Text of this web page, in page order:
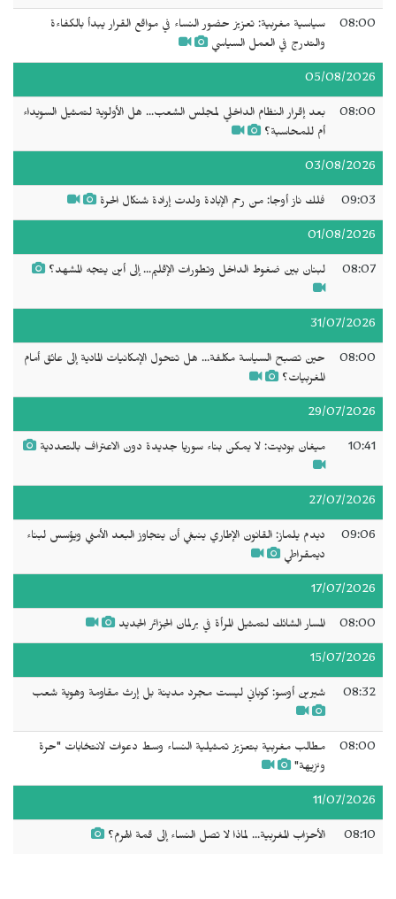
08:00
سياسية مغربية: تعزيز حضور النساء في مواقع القرار يبدأ بالكفاءة
والتدرج في العمل السياسي
05/08/2026
08:00
بعد إقرار النظام الداخلي لمجلس الشعب... هل الأولوية لتمثيل السويداء
أم للمحاسبة؟
03/08/2026
09:03 فلك ناز أوجا: من رحم الإبادة ولدت إرادة شنكال الحرة
01/08/2026
08:07 لبنان بين ضغوط الداخل وتطورات الإقليم... إلى أين يتجه المشهد؟
31/07/2026
08:00
حين تصبح السياسة مكلفة... هل تتحول الإمكانيات المادية إلى عائق أمام
المغربيات؟
29/07/2026
10:41 ميغان بوديت: لا يمكن بناء سوريا جديدة دون الاعتراف بالتعددية
27/07/2026
09:06
ديدم يلماز: القانون الإطاري ينبغي أن يتجاوز البعد الأمني ويؤسس لبناء
ديمقراطي
17/07/2026
08:00 المسار الشائك لتمثيل المرأة في برلمان الجزائر الجديد
15/07/2026
08:32 شيرين أوسو: كوباني ليست مجرد مدينة بل إرث مقاومة وهوية شعب
08:00
مطالب مغربية بتعزيز تمثيلية النساء وسط دعوات لانتخابات "حرة
ونزيهة"
11/07/2026
08:10 الأحزاب المغربية... لماذا لا تصل النساء إلى قمة الهرم؟